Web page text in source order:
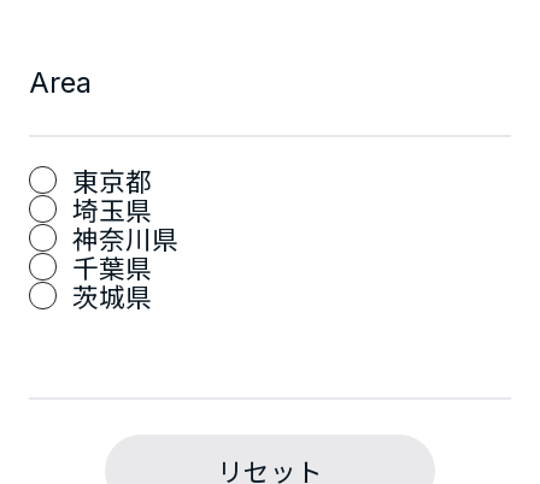
Area
東京都
埼玉県
神奈川県
千葉県
茨城県
リセット